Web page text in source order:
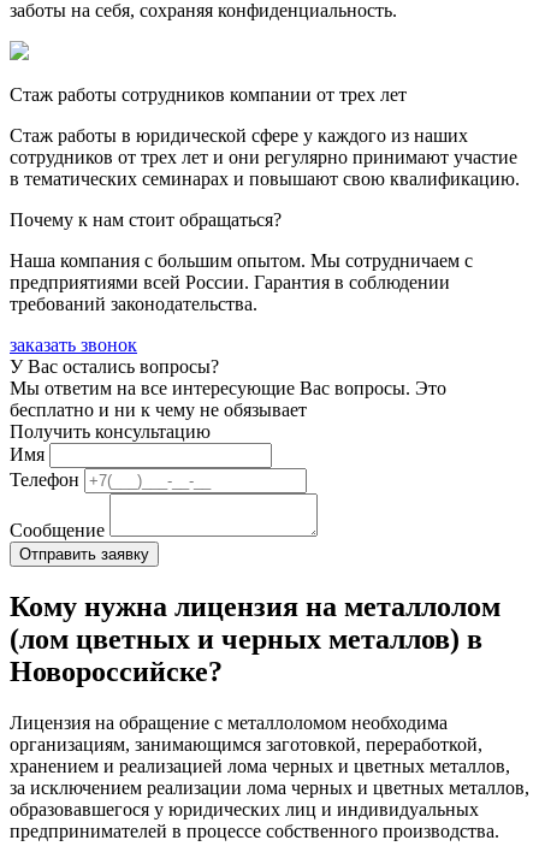
заботы на себя, сохраняя конфиденциальность.
Стаж работы сотрудников компании от трех лет
Стаж работы в юридической сфере у каждого из наших
сотрудников от трех лет и они регулярно принимают участие
в тематических семинарах и повышают свою квалификацию.
Почему к нам стоит обращаться?
Наша компания с большим опытом. Мы сотрудничаем с
предприятиями всей России. Гарантия в соблюдении
требований законодательства.
заказать звонок
У Вас остались вопросы?
Мы ответим на все интересующие Вас вопросы. Это
бесплатно и ни к чему не обязывает
Получить консультацию
Имя
Телефон
Сообщение
Кому нужна лицензия на металлолом
(лом цветных и черных металлов) в
Новороссийске?
Лицензия на обращение с металлоломом необходима
организациям, занимающимся заготовкой, переработкой,
хранением и реализацией лома черных и цветных металлов,
за исключением реализации лома черных и цветных металлов,
образовавшегося у юридических лиц и индивидуальных
предпринимателей в процессе собственного производства.